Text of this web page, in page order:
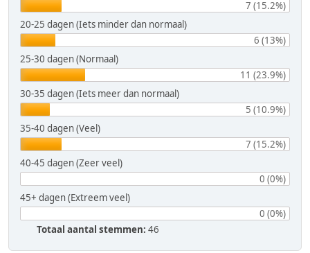
7 (15.2%)
20-25 dagen (Iets minder dan normaal)
6 (13%)
25-30 dagen (Normaal)
11 (23.9%)
30-35 dagen (Iets meer dan normaal)
5 (10.9%)
35-40 dagen (Veel)
7 (15.2%)
40-45 dagen (Zeer veel)
0 (0%)
45+ dagen (Extreem veel)
0 (0%)
Totaal aantal stemmen: 46